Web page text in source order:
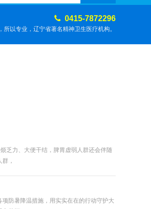
0415-7872296
所以专业，辽宁省著名精神卫生医疗机构。
乏力、大便干结，脾胃虚弱人群还会伴随
，
防暑降温措施，用实实在在的行动守护大